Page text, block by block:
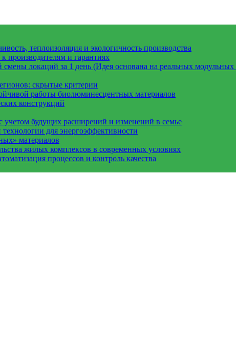
теплоизоляция и экологичность производства
производителям и гарантиях
локаций за 1 день (Идея основана на реальных
скрытые критерии
работы биолюминесцентных материалов
конструкций
будущих расширений и изменений в семье
для энергоэффективности
материалов
жилых комплексов в современных условиях
процессов и контроль качества